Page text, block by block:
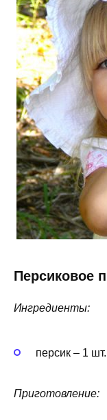
Персиковое
Ингредиенты:
персик – 1 шт.
Приготовление: